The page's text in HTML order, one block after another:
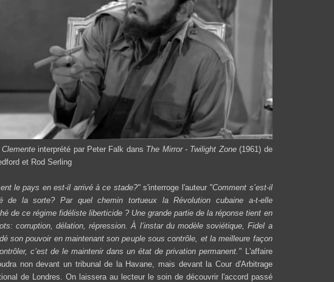
interprété par Peter Falk dans The Mirror - Twilight Zone(1961) de
et Rod Serling
le pays en est-il arrivé à ce stade?"s'interroge l'auteur "Comment s’est-il
de la sorte? Par quel chemin tortueux la Révolution cubaine a-t-elle
de ce régime fidéliste liberticide ? Une grande partie de la réponse tient en
corruption, délation, répression. À l’instar du modèle soviétique, Fidel a
son pouvoir en maintenant son peuple sous contrôle, et la meilleure façon
c’est de le maintenir dans un état de privation permanent." L'affaire
non devant un tribunal de la Havane, mais devant la Cour d'Arbitrage
de Londres. On laissera au lecteur le soin de découvrir l'accord passé